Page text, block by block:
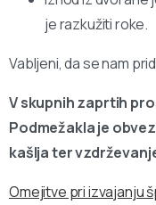
je razkužiti roke.
Vabljeni, da se nam
V skupnih zaprtih
Podmežakla je
kašlja ter
Omejitve pri izvajanju